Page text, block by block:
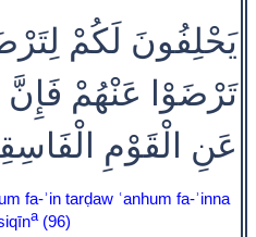
يَحْلِفُونَ لَكُمْ
تَرْضَوْا عَنْهُمْ فَإِنَّ
عَنِ الْقَوْمِ
fa-ʾin tarḍaw ʿanhum fa-ʾinna
a(96)